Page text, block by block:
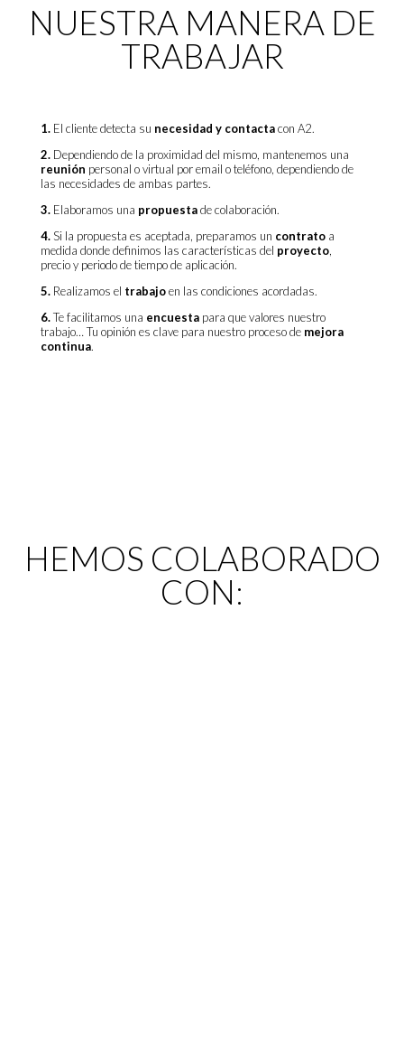
NUESTRA MANERA DE
TRABAJAR
1.El cliente detecta su necesidad y contactacon A2.
2.Dependiendo de la proximidad del mismo, mantenemos una
reunión personal o virtual por email o teléfono, dependiendo de
las necesidades de ambas partes.
3.Elaboramos una propuestade colaboración.
4.Si la propuesta es aceptada, preparamos un contratoa
medida donde definimos las características del proyecto,
precio y periodo de tiempo de aplicación.
5.Realizamos el trabajoen las condiciones acordadas.
6.Te facilitamos una encuestapara que valores nuestro
trabajo… Tu opinión es clave para nuestro proceso de mejora
continua.
HEMOS COLABORADO
CON: